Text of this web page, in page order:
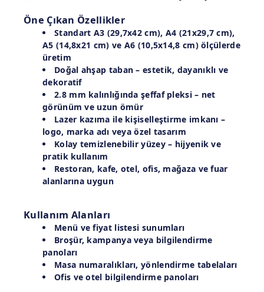
Öne Çıkan Özellikler
Standart A3 (29,7x42 cm), A4 (21x29,7 cm),
A5 (14,8x21 cm) ve A6 (10,5x14,8 cm)ölçülerde
üretim
Doğal ahşap taban – estetik, dayanıklı ve
dekoratif
2.8 mm kalınlığında şeffaf pleksi– net
görünüm ve uzun ömür
Lazer kazıma ile kişiselleştirme imkanı –
logo, marka adı veya özel tasarım
Kolay temizlenebilir yüzey– hijyenik ve
pratik kullanım
Restoran, kafe, otel, ofis, mağaza ve fuar
alanlarına uygun
Kullanım Alanları
Menü ve fiyat listesi sunumları
Broşür, kampanya veya bilgilendirme
panoları
Masa numaralıkları, yönlendirme tabelaları
Ofis ve otel bilgilendirme panoları